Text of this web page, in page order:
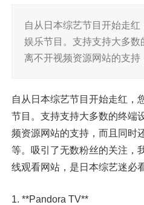
自从日本综艺节目开始走
娱乐节目。支持支持大多
离不开视频资源网站的支
自从日本综艺节目开始走红，
节目。支持支持大多数的终端
频资源网站的支持，而且同时
等。吸引了无数粉丝的关注，
线观看网站，是日本综艺迷必
1. **Pandora TV**